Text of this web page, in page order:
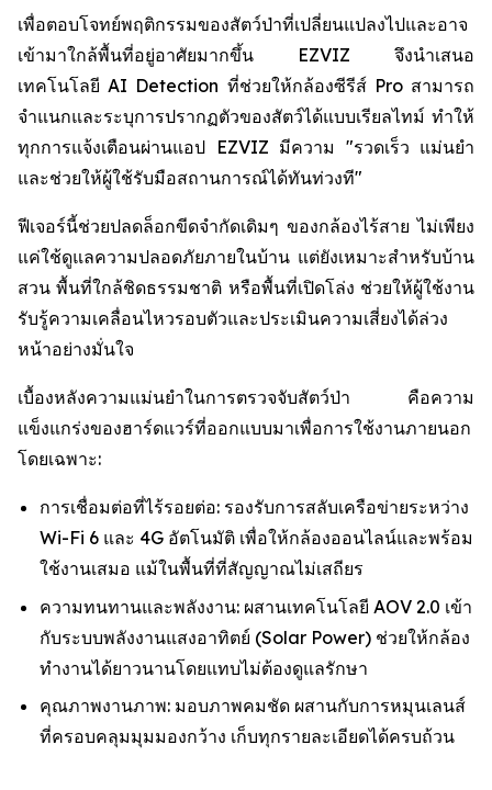
เพื่อตอบโจทย์พฤติกรรมของสัตว์ป่าที่เปลี่ยนแปลงไปและอาจ
เข้ามาใกล้พื้นที่อยู่อาศัยมากขึ้น EZVIZ จึงนำเสนอ
เทคโนโลยี AI Detection ที่ช่วยให้กล้องซีรีส์ Pro สามารถ
จำแนกและระบุการปรากฏตัวของสัตว์ได้แบบเรียลไทม์ ทำให้
ทุกการแจ้งเตือนผ่านแอป EZVIZ มีความ "รวดเร็ว แม่นยำ
และช่วยให้ผู้ใช้รับมือสถานการณ์ได้ทันท่วงที"
ฟีเจอร์นี้ช่วยปลดล็อกขีดจำกัดเดิมๆ ของกล้องไร้สาย ไม่เพียง
แค่ใช้ดูแลความปลอดภัยภายในบ้าน แต่ยังเหมาะสำหรับบ้าน
สวน พื้นที่ใกล้ชิดธรรมชาติ หรือพื้นที่เปิดโล่ง ช่วยให้ผู้ใช้งาน
รับรู้ความเคลื่อนไหวรอบตัวและประเมินความเสี่ยงได้ล่วง
หน้าอย่างมั่นใจ
เบื้องหลังความแม่นยำในการตรวจจับสัตว์ป่า คือความ
แข็งแกร่งของฮาร์ดแวร์ที่ออกแบบมาเพื่อการใช้งานภายนอก
โดยเฉพาะ:
การเชื่อมต่อที่ไร้รอยต่อ: รองรับการสลับเครือข่ายระหว่าง
Wi-Fi 6 และ 4G อัตโนมัติ เพื่อให้กล้องออนไลน์และพร้อม
ใช้งานเสมอ แม้ในพื้นที่ที่สัญญาณไม่เสถียร
ความทนทานและพลังงาน: ผสานเทคโนโลยี AOV 2.0 เข้า
กับระบบพลังงานแสงอาทิตย์ (Solar Power) ช่วยให้กล้อง
ทำงานได้ยาวนานโดยแทบไม่ต้องดูแลรักษา
คุณภาพงานภาพ: มอบภาพคมชัด ผสานกับการหมุนเลนส์
ที่ครอบคลุมมุมมองกว้าง เก็บทุกรายละเอียดได้ครบถ้วน